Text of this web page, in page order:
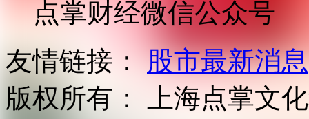
点掌财经微信公众号
友情链接： 股市最新消息
版权所有：
上海点掌文